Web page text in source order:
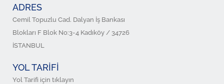
ADRES
Cemil Topuzlu Cad. Dalyan İş Bankası
Blokları F Blok No:3-4 Kadıköy / 34726
İSTANBUL
YOL TARİFİ
Yol Tarifi için tıklayın